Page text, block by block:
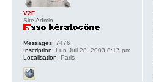
V2F
Site Admin
Messages: 7476
Inscription: Lun Juil 28, 2003 8:17 pm
Localisation: Paris